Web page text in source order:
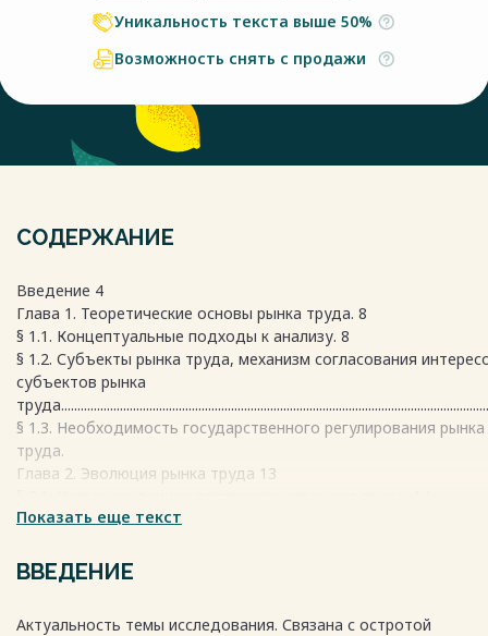
Уникальность текста выше 50%
Возможность снять с продажи
СОДЕРЖАНИЕ
Введение 4
Глава 1. Теоретические основы рынка труда. 8
§ 1.1. Концептуальные подходы к анализу. 8
§ 1.2. Субъекты рынка труда, механизм согласования
субъектов рынка
§ 1.3. Необходимость государственного регулирования рынка
труда.
Глава 2. Эволюция рынка труда 13
§ 2.2. Проблемы функционирования и регулирования
Заключение 25
Весь текст будет доступен
Показать еще текст
ВВЕДЕНИЕ
Актуальность темы исследования. Связана с остротой